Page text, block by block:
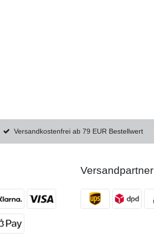
Versandkostenfrei ab 79 EUR Bestellwert
Versandpartner